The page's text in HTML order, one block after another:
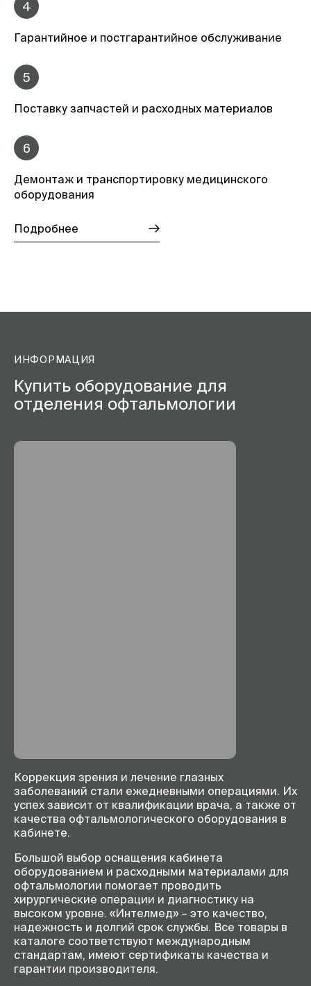
4
Гарантийное и постгарантийное обслуживание
5
Поставку запчастей и расходных материалов
6
Демонтаж и транспортировку медицинского
оборудования
Подробнее
ИНФОРМАЦИЯ
Купить оборудование для
отделения офтальмологии
Коррекция зрения и лечение глазных
заболеваний стали ежедневными операциями. Их
успех зависит от квалификации врача, а также от
качества офтальмологического оборудования в
кабинете.
Большой выбор оснащения кабинета
оборудованием и расходными материалами для
офтальмологии помогает проводить
хирургические операции и диагностику на
высоком уровне. «Интелмед» – это качество,
надежность и долгий срок службы. Все товары в
каталоге соответствуют международным
стандартам, имеют сертификаты качества и
гарантии производителя.